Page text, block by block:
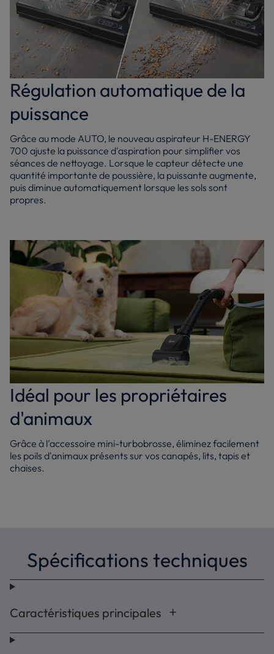
Régulation automatique de la
puissance
Grâce au mode AUTO, le nouveau aspirateur H-ENERGY
700 ajuste la puissance d'aspiration pour simplifier vos
séances de nettoyage. Lorsque le capteur détecte une
quantité importante de poussière, la puissante augmente,
puis diminue automatiquement lorsque les sols sont
propres.
Idéal pour les propriétaires
d'animaux
Grâce à l'accessoire mini-turbobrosse, éliminez facilement
les poils d'animaux présents sur vos canapés, lits, tapis et
chaises.
Spécifications techniques
Caractéristiques principales